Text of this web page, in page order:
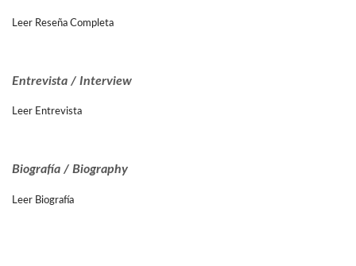
Leer Reseña Completa
Entrevista / Interview
Leer Entrevista
Biografía / Biography
Leer Biografía